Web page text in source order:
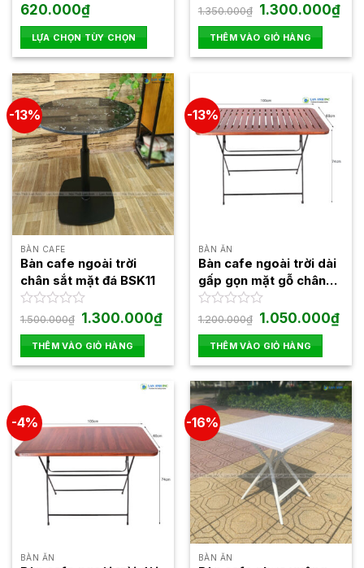
Được
hạng
0
5
sao
620.000₫
LỰA CHỌN TÙY CHỌN
Sản
phẩm
này
có
nhiều
biến
thể.
Các
tùy
chọn
có
thể
được
chọn
trên
phẩm
Được
hạng
0
5
1.350.000₫ Giá
gốc
là:
1.350.000₫.
1.300.000₫Giá
hiện
THÊM VÀO GIỎ HÀNG
-13%
BÀN CAFE
Bàn cafe ngoài trời
chân sắt mặt đá BSK11
Được
hạng
0
5
1.500.000₫ Giá
gốc
là:
1.500.000₫.
1.300.000₫Giá
hiện
1.300.000₫.
THÊM VÀO GIỎ HÀNG
-13%
BÀN ĂN
Bàn cafe ngoài trời dài
gấp gọn mặt gỗ chân
sắt Fansipan Patio 03
Được
hạng
0
5
sao
1.200.000₫ Giá
gốc
là:
1.200.000₫.
1.050.000₫Giá
hiện
THÊM VÀO GIỎ HÀNG
-4%
BÀN ĂN
-16%
BÀN ĂN